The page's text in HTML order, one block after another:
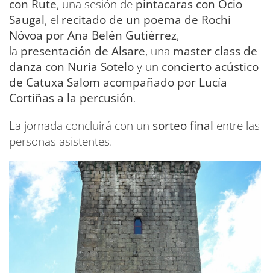
con Rute, una sesión de pintacaras con Ocio
Saugal, el recitado de un poema de Rochi
Nóvoa por Ana Belén Gutiérrez,
la presentación de Alsare, una master class de
danza con Nuria Soteloy un concierto acústico
de Catuxa Salom acompañado por Lucía
Cortiñas a la percusión.
La jornada concluirá con un sorteo final entre las
personas asistentes.